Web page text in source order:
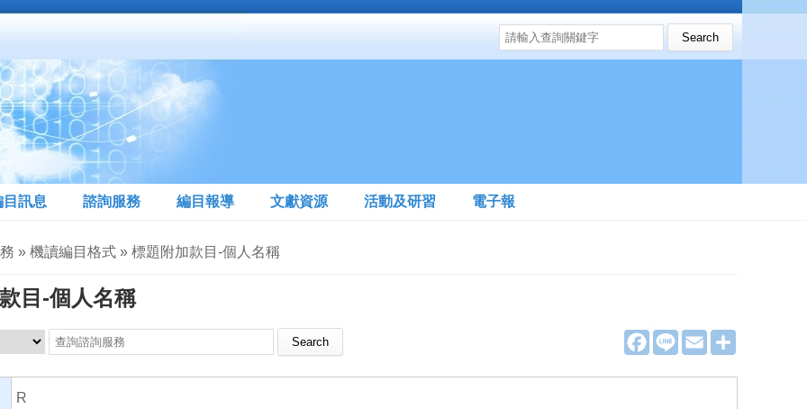
搜尋表單
Search this site
訊息 諮詢服務 編目報導 文獻資源 活動及研習 電子報
» 機讀編目格式 » 標題附加款目-個人名稱
目-個人名稱
F
a
e
L
e
E
m
i
Search this site
R